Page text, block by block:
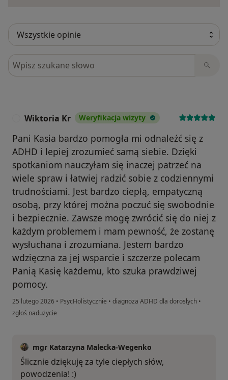
Szukaj w opiniach
Wiktoria Kr Weryfikacja wizyty
Pani Kasia bardzo pomogła mi odnaleźć się z
ADHD i lepiej zrozumieć samą siebie. Dzięki
spotkaniom nauczyłam się inaczej patrzeć na
wiele spraw i łatwiej radzić sobie z codziennymi
trudnościami. Jest bardzo ciepłą, empatyczną
osobą, przy której można poczuć się swobodnie
i bezpiecznie. Zawsze mogę zwrócić się do niej z
każdym problemem i mam pewność, że zostanę
wysłuchana i zrozumiana. Jestem bardzo
wdzięczna za jej wsparcie i szczerze polecam
Panią Kasię każdemu, kto szuka prawdziwej
pomocy.
25 lutego 2026 • PsycHolistycznie • diagnoza ADHD dla dorosłych •
w opinii użytkownika Wiktoria Kr
zgłoś nadużycie
mgr Katarzyna Malecka-Wegenko
Ślicznie dziękuję za tyle ciepłych słów,
powodzenia! :)